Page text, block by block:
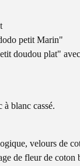
petit Marin"
doudou plat" avec
blanc cassé.
velours de
de fleur de coton